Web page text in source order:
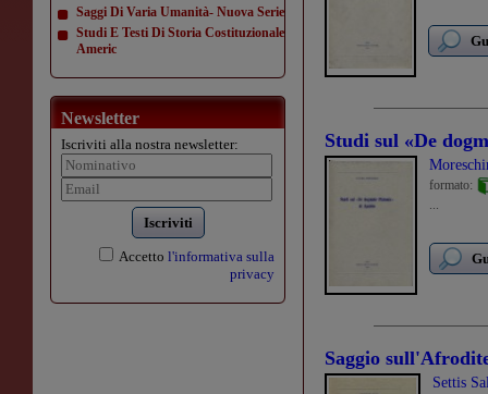
Saggi Di Varia Umanità- Nuova Serie
Studi E Testi Di Storia Costituzionale
Americ
Newsletter
Iscriviti alla nostra newsletter:
Iscriviti
Accetto l'informativa sulla
privacy
Studi sul «De
formato:
...
Saggio
Settis